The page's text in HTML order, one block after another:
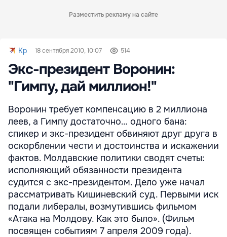
Разместить рекламу на сайте
Kp 18 сентября 2010, 10:07 514
Экс-президент Воронин:
"Гимпу, дай миллион!"
Воронин требует компенсацию в 2 миллиона
леев, а Гимпу достаточно… одного бана:
спикер и экс-президент обвиняют друг друга в
оскорблении чести и достоинства и искажении
фактов. Молдавские политики сводят счеты:
исполняющий обязанности президента
судится с экс-президентом. Дело уже начал
рассматривать Кишиневский суд. Первыми иск
подали либералы, возмутившись фильмом
«Атака на Молдову. Как это было». (Фильм
посвящен событиям 7 апреля 2009 года).